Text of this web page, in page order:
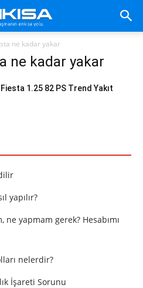
ne kadar yakar
ne kadar yakar
1.25 82 PS Trend Yakıt
yapılır?
yapmam gerek? Hesabımı
nelerdir?
İşareti Sorunu